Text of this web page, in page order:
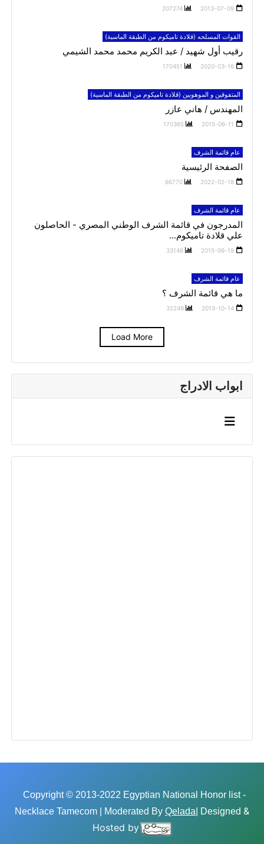
ابواب الادراج
2013-07-09
207274
القوات المسلحه (قلادة تاميكوم من الطبقة الماسية)
رقيب أول شهيد / عبد الكريم محمد محمد الشيمي
2020-03-16
170451
المتفوقين و الموهوبين (قلادة تاميكوم من الطبقة الماسية)
المهندس / هاني عازر
2015-06-11
170365
عام قائمة الشرف
الصفحة الرئيسية
2022-02-18
66770
عام قائمة الشرف
المدرجون في قائمة الشرف الوطني المصري - الحاصلون
علي قلادة تاميكوم...
2015-06-19
33146
عام قائمة الشرف
ما هي قائمة الشرف ؟
2013-10-14
32249
Load More
Copyright © 2013-2022 Egyptian National Honor list -
Necklace Tamecom | Moderated By Qelada | Designed &
Hosted by